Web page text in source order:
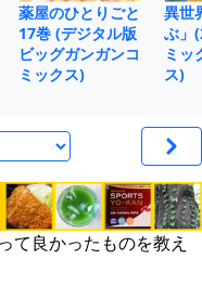
薬屋のひとりごと
17巻 (デジタル版
ビッグガンガンコ
ミックス)
異世
ぶ」
ミッ
ス)
て良かったものを教え